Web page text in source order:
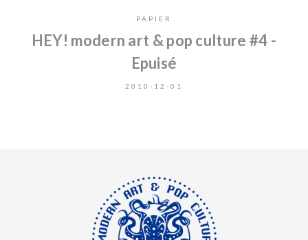
PAPIER
HEY! modern art & pop culture #4 -
Epuisé
2010-12-01